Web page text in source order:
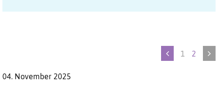
1 2
04. November 2025